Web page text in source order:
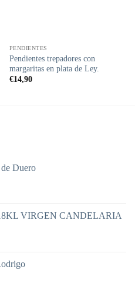
PENDIENTES
Pendientes trepadores con
margaritas en plata de Ley.
€14,90
Duero
VIRGEN CANDELARIA